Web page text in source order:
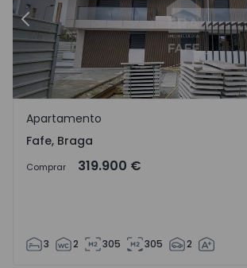
Anterior
Fafe, Braga
Apartamento
Fafe, Braga
Comprar 319.900 €
3 2 305 305 2